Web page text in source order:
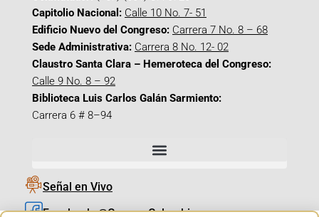
Capitolio Nacional: Calle 10 No. 7- 51
Edificio Nuevo del Congreso: Carrera 7 No. 8 – 68
Sede Administrativa: Carrera 8 No. 12- 02
Claustro Santa Clara – Hemeroteca del Congreso:
Calle 9 No. 8 – 92
Biblioteca Luis Carlos Galán Sarmiento:
Carrera 6 # 8–94
Señal en Vivo
Facebook_@CamaraColombia